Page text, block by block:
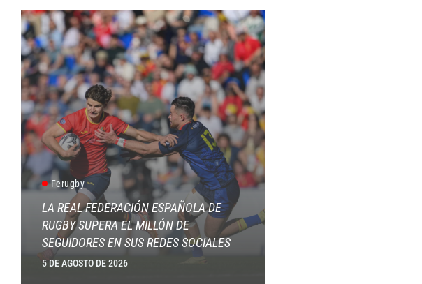
Ferugby
LA REAL FEDERACIÓN ESPAÑOLA DE
RUGBY SUPERA EL MILLÓN DE
SEGUIDORES EN SUS REDES SOCIALES
5 DE AGOSTO DE 2026